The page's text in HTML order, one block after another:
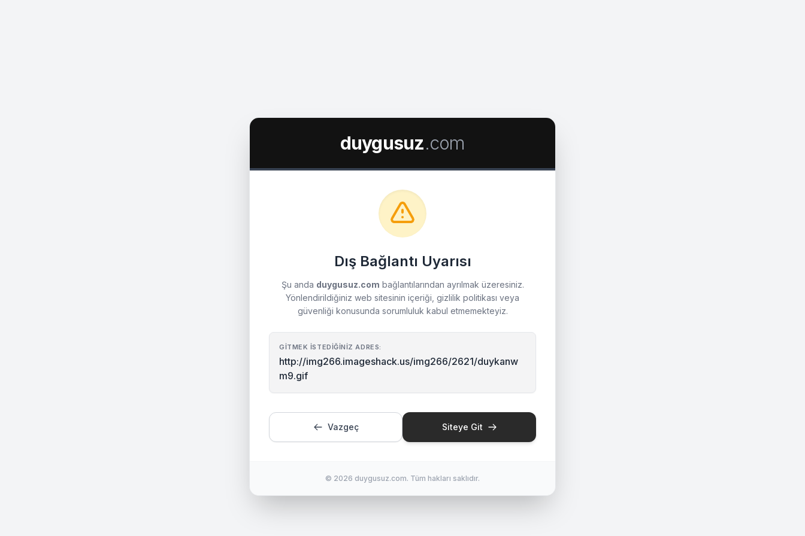
duygusuz.com
Dış Bağlantı Uyarısı
Şu anda duygusuz.com bağlantılarından ayrılmak üzeresiniz.
Yönlendirildiğiniz web sitesinin içeriği, gizlilik politikası veya
güvenliği konusunda sorumluluk kabul etmemekteyiz.
GITMEK İSTEDIĞINIZ ADRES:
http://img266.imageshack.us/img266/2621/duykanw
m9.gif
Vazgeç Siteye Git
© 2026 duygusuz.com. Tüm hakları saklıdır.